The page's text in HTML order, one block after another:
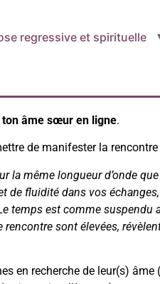
regressive et spirituelle
âme sœur en ligne.
de manifester la
la même longueur d’onde que
de fluidité dans vos
temps est comme suspendu
sont élevées,
en recherche de leur(s)